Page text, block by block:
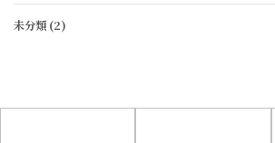
未分類 (2)